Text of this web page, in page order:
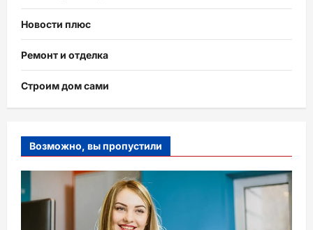
Новости плюс
Ремонт и отделка
Строим дом сами
Возможно, вы пропустили